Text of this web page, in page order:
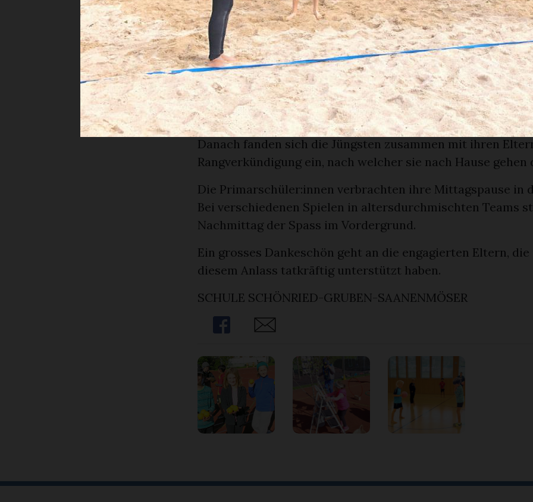
Begleitet von guter Musik begannen wir mit dem Einturnen.
Vorturnen übernahmen dieses Jahr die Schüler:innen der
dritten Klasse. Nachdem wir alle eingewärmt waren, ging
diversen Leichtathletikdisziplinen und einem
Geschicklichkeitsparcours für die Kindergartenkinder,
dank dem fleissigen Äpfelsammeln – ganz plötzlich auf
Weise ein Apfelkuchen auf dem Tisch stand. Mmmmh, das
Danach fanden sich die Jüngsten zusammen mit ihren
Rangverkündigung ein, nach welcher sie nach Hause gehen
Die Primarschüler:innen verbrachten ihre Mittagspause in
Bei verschiedenen Spielen in altersdurchmischten Teams
Nachmittag der Spass im Vordergrund.
Ein grosses Dankeschön geht an die engagierten Eltern, die
diesem Anlass tatkräftig unterstützt haben.
SCHULE SCHÖNRIED-GRUBEN-SAANENMÖSER
Share
Share